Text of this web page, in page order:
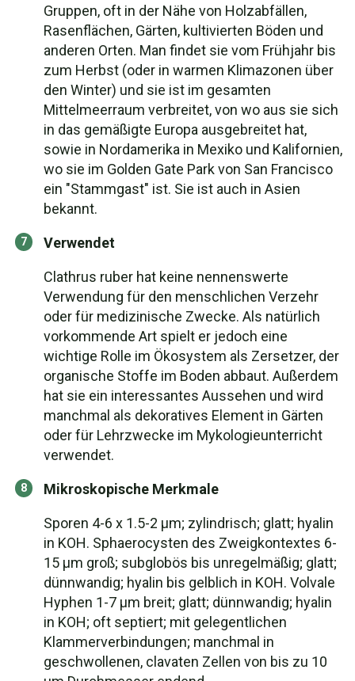
Gruppen, oft in der Nähe von Holzabfällen,
Rasenflächen, Gärten, kultivierten Böden und
anderen Orten. Man findet sie vom Frühjahr bis
zum Herbst (oder in warmen Klimazonen über
den Winter) und sie ist im gesamten
Mittelmeerraum verbreitet, von wo aus sie sich
in das gemäßigte Europa ausgebreitet hat,
sowie in Nordamerika in Mexiko und Kalifornien,
wo sie im Golden Gate Park von San Francisco
ein "Stammgast" ist. Sie ist auch in Asien
bekannt.
Verwendet
Clathrus ruber hat keine nennenswerte
Verwendung für den menschlichen Verzehr
oder für medizinische Zwecke. Als natürlich
vorkommende Art spielt er jedoch eine
wichtige Rolle im Ökosystem als Zersetzer, der
organische Stoffe im Boden abbaut. Außerdem
hat sie ein interessantes Aussehen und wird
manchmal als dekoratives Element in Gärten
oder für Lehrzwecke im Mykologieunterricht
verwendet.
Mikroskopische Merkmale
Sporen 4-6 x 1.5-2 µm; zylindrisch; glatt; hyalin
in KOH. Sphaerocysten des Zweigkontextes 6-
15 µm groß; subglobös bis unregelmäßig; glatt;
dünnwandig; hyalin bis gelblich in KOH. Volvale
Hyphen 1-7 µm breit; glatt; dünnwandig; hyalin
in KOH; oft septiert; mit gelegentlichen
Klammerverbindungen; manchmal in
geschwollenen, clavaten Zellen von bis zu 10